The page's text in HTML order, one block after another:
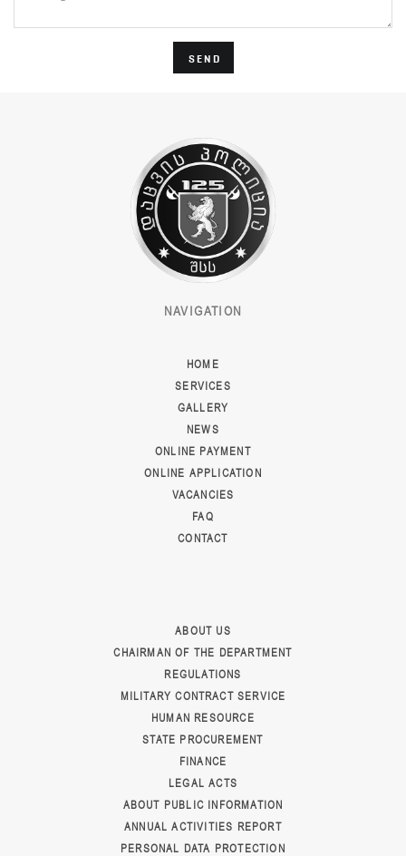
SEND
NAVIGATION
HOME
SERVICES
GALLERY
NEWS
ONLINE PAYMENT
ONLINE APPLICATION
VACANCIES
FAQ
CONTACT
ABOUT US
CHAIRMAN OF THE DEPARTMENT
REGULATIONS
MILITARY CONTRACT SERVICE
HUMAN RESOURCE
STATE PROCUREMENT
FINANCE
LEGAL ACTS
ABOUT PUBLIC INFORMATION
ANNUAL ACTIVITIES REPORT
PERSONAL DATA PROTECTION